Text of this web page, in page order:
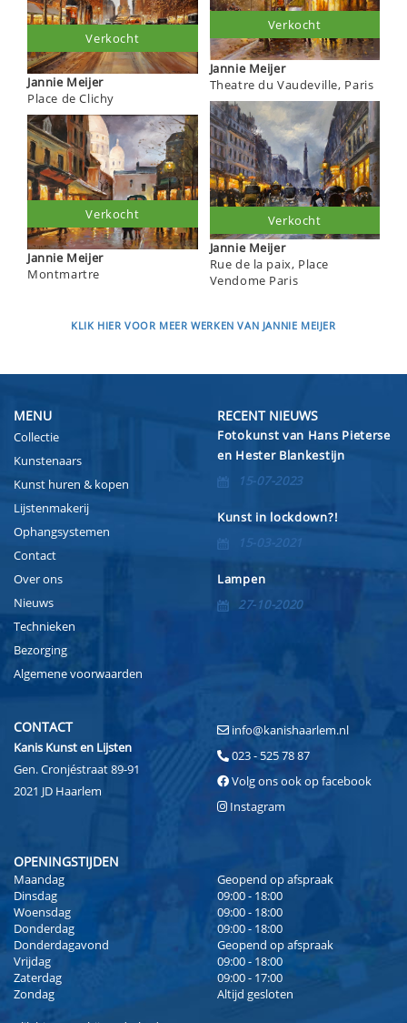
Jannie Meijer
Place de Clichy
Verkocht
Jannie Meijer
Montmartre
Verkocht
Jannie Meijer
Theatre du Vaudeville, Paris
Verkocht
Jannie Meijer
Rue de la paix, Place
Vendome Paris
Verkocht
KLIK HIER VOOR MEER WERKEN VAN JANNIE MEIJER
MENU
Collectie
Kunstenaars
Kunst huren & kopen
Lijstenmakerij
Ophangsystemen
Contact
Over ons
Nieuws
Technieken
Bezorging
Algemene voorwaarden
RECENT NIEUWS
Fotokunst van Hans Pieterse
en Hester Blankestijn
15-07-2023
Kunst in lockdown?!
15-03-2021
Lampen
27-10-2020
CONTACT
Kanis Kunst en Lijsten
Gen. Cronjéstraat 89-91
2021 JD Haarlem
info@kanishaarlem.nl
023 - 525 78 87
Volg ons ook op facebook
Instagram
OPENINGSTIJDEN
Maandag
Geopend op afspraak
Dinsdag
09:00 - 18:00
Woensdag
09:00 - 18:00
Donderdag
09:00 - 18:00
Donderdagavond
Geopend op afspraak
Vrijdag
09:00 - 18:00
Zaterdag
09:00 - 17:00
Zondag
Altijd gesloten